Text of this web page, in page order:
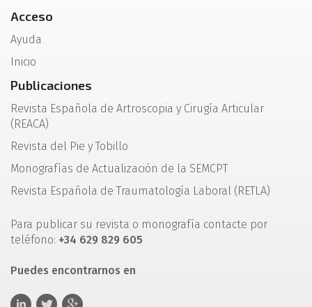
Acceso
Ayuda
Inicio
Publicaciones
Revista Española de Artroscopia y Cirugía Articular
(REACA)
Revista del Pie y Tobillo
Monografías de Actualización de la SEMCPT
Revista Española de Traumatología Laboral (RETLA)
Para publicar su revista o monografía contacte por
teléfono: +34 629 829 605
Puedes encontrarnos en